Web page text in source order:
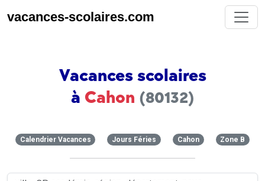
vacances-scolaires.com
Vacances scolaires
à Cahon (80132)
Calendrier Vacances Jours Féries Cahon Zone B